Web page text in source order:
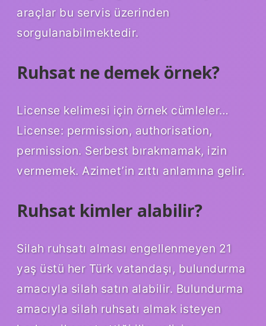
araçlar bu servis üzerinden
sorgulanabilmektedir.
Ruhsat ne demek örnek?
License kelimesi için örnek cümleler…
License: permission, authorisation,
permission. Serbest bırakmamak, izin
vermemek. Azimet’in zıttı anlamına gelir.
Ruhsat kimler alabilir?
Silah ruhsatı alması engellenmeyen 21
yaş üstü her Türk vatandaşı, bulundurma
amacıyla silah satın alabilir. Bulundurma
amacıyla silah ruhsatı almak isteyen